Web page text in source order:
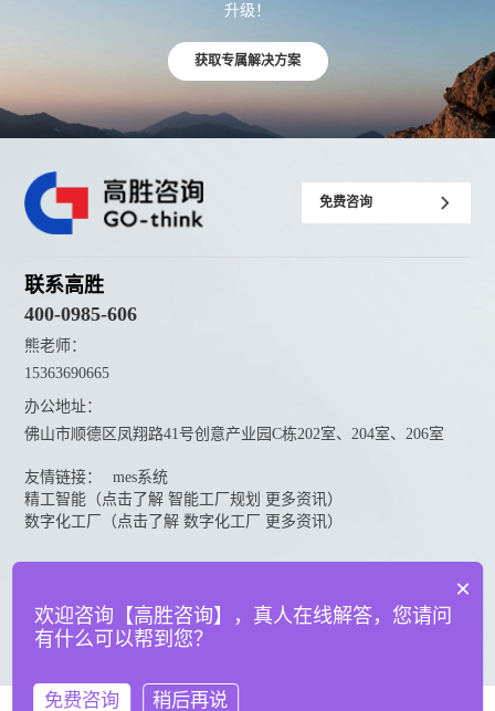
升级！
获取专属解决方案
免费咨询
联系高胜
400-0985-606
熊老师：
15363690665
办公地址：
佛山市顺德区凤翔路41号创意产业园C栋202室、204室、206室
友情链接：
mes系统
精工智能（点击了解 智能工厂规划 更多资讯）
数字化工厂（点击了解 数字化工厂 更多资讯）
© 广东高胜互联科技有限公司
×
欢迎咨询【高胜咨询】，真人在线解答，您请问
有什么可以帮到您？
免费咨询 稍后再说